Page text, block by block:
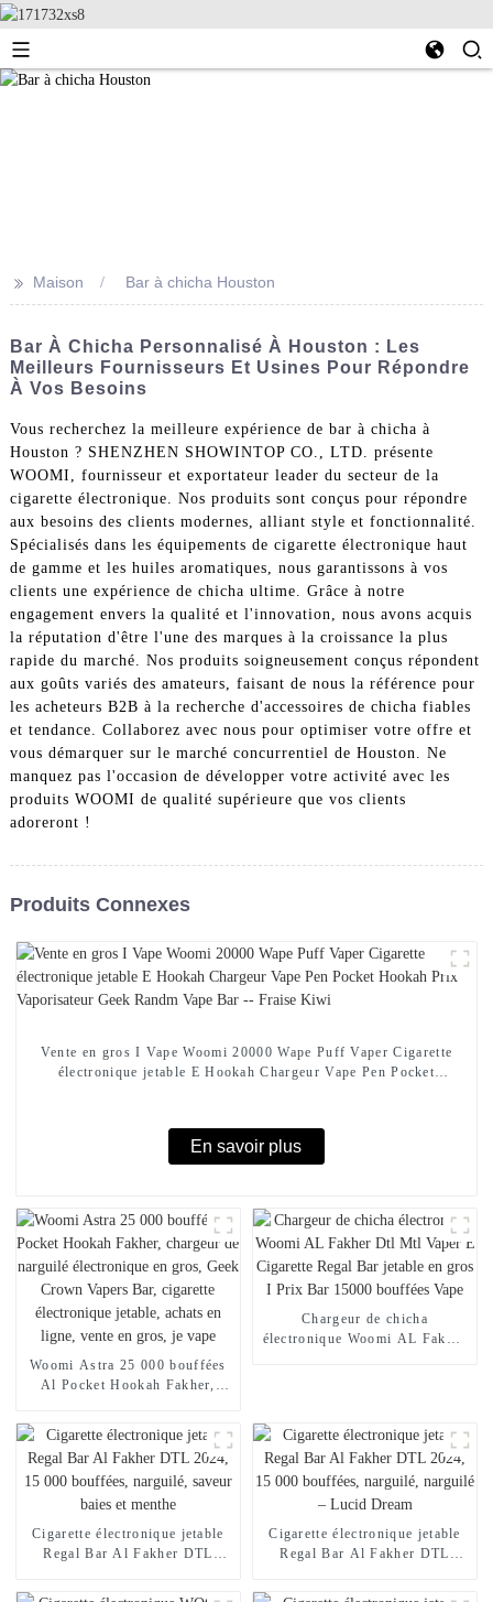
>> Maison Bar à chicha Houston
Bar À Chicha Personnalisé À Houston : Les
Meilleurs Fournisseurs Et Usines Pour Répondre
À Vos Besoins
Vous recherchez la meilleure expérience de bar à chicha à
Houston ? SHENZHEN SHOWINTOP CO., LTD. présente
WOOMI, fournisseur et exportateur leader du secteur de la
cigarette électronique. Nos produits sont conçus pour répondre
aux besoins des clients modernes, alliant style et fonctionnalité.
Spécialisés dans les équipements de cigarette électronique haut
de gamme et les huiles aromatiques, nous garantissons à vos
clients une expérience de chicha ultime. Grâce à notre
engagement envers la qualité et l'innovation, nous avons acquis
la réputation d'être l'une des marques à la croissance la plus
rapide du marché. Nos produits soigneusement conçus répondent
aux goûts variés des amateurs, faisant de nous la référence pour
les acheteurs B2B à la recherche d'accessoires de chicha fiables
et tendance. Collaborez avec nous pour optimiser votre offre et
vous démarquer sur le marché concurrentiel de Houston. Ne
manquez pas l'occasion de développer votre activité avec les
produits WOOMI de qualité supérieure que vos clients
adoreront !
Produits Connexes
Vente en gros I Vape Woomi 20000 Wape Puff Vaper Cigarette
électronique jetable E Hookah Chargeur Vape Pen Pocket
En savoir plus
Woomi Astra 25 000 bouffées
Al Pocket Hookah Fakher,
Crown Vapers Bar, cigarette
électronique jetable, achats en
ligne, vente en gros, je vape
Chargeur de chicha
électronique Woomi AL Fakher
Cigarette électronique jetable
Regal Bar Al Fakher DTL
Cigarette électronique jetable
Regal Bar Al Fakher DTL